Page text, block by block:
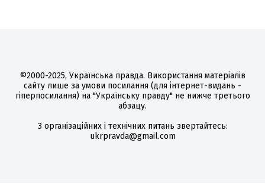
©2000-2025, Українська правда. Використання матеріалів
сайту лише за умови посилання (для інтернет-видань -
гіперпосилання) на "Українську правду" не нижче третього
абзацу.
З організаційних і технічних питань звертайтесь:
ukrpravda@gmail.com